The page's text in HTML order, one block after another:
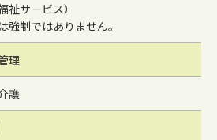
サービス）
制ではありません。
理
護